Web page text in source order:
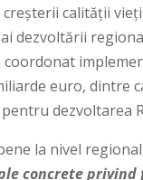
calității
dezvoltării
euro, dintre
dezvoltarea
la nivel
concrete